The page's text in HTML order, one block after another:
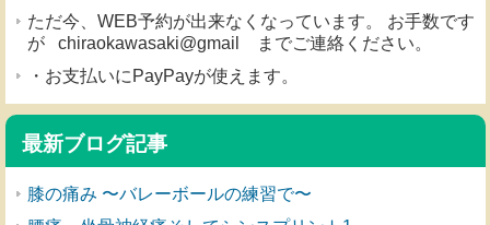
ただ今、WEB予約が出来なくなっています。 お手数です
が chiraokawasaki@gmail までご連絡ください。
・お支払いにPayPayが使えます。
最新ブログ記事
膝の痛み 〜バレーボールの練習で〜